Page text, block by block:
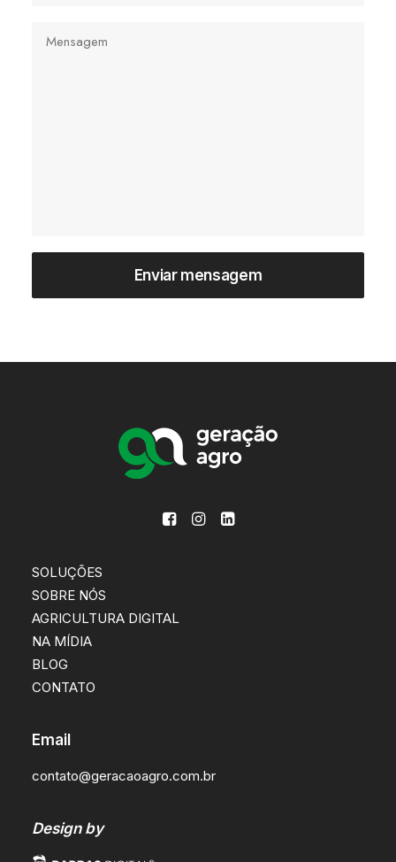
SOLUÇÕES
SOBRE NÓS
AGRICULTURA DIGITAL
NA MÍDIA
BLOG
CONTATO
Email
contato@geracaoagro.com.br
Design by